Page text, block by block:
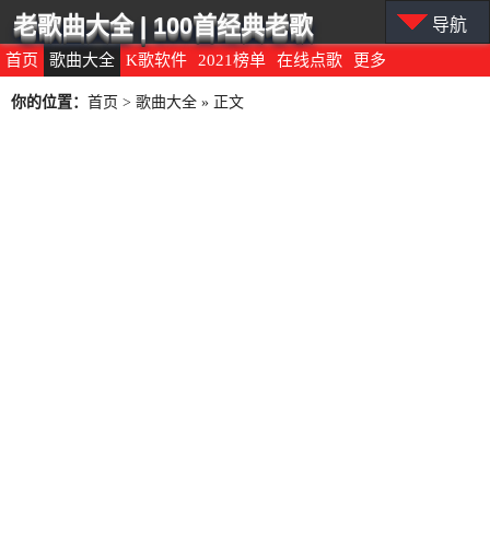
首页 歌曲大全 K歌软件 2021榜单 在线点歌 更多
老歌曲大全 | 100首经典老歌 导航
你的位置： 首页 > 歌曲大全 » 正文